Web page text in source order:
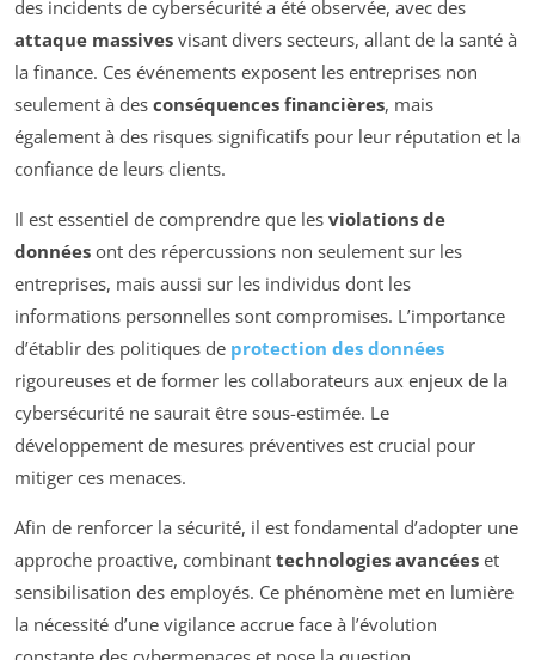
des incidents de cybersécurité a été observée, avec des
attaque massives visant divers secteurs, allant de la santé à
la finance. Ces événements exposent les entreprises non
seulement à des conséquences financières, mais
également à des risques significatifs pour leur réputation et la
confiance de leurs clients.
Il est essentiel de comprendre que les violations de
données ont des répercussions non seulement sur les
entreprises, mais aussi sur les individus dont les
informations personnelles sont compromises. L’importance
d’établir des politiques de protection des données
rigoureuses et de former les collaborateurs aux enjeux de la
cybersécurité ne saurait être sous-estimée. Le
développement de mesures préventives est crucial pour
mitiger ces menaces.
Afin de renforcer la sécurité, il est fondamental d’adopter une
approche proactive, combinant technologies avancées et
sensibilisation des employés. Ce phénomène met en lumière
la nécessité d’une vigilance accrue face à l’évolution